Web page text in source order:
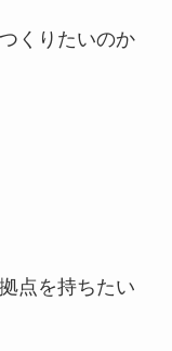
くりたいのか
点を持ちたい